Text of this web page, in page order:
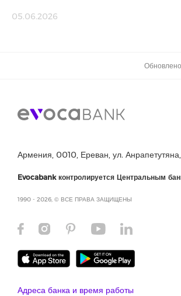
05.06.2026
Армения, 0010, Ереван, ул.
Evocabank контролируется Центральным
1990 - 2026, © ВСЕ ПРАВА ЗАЩИЩЕНЫ
Адреса банка и время работы